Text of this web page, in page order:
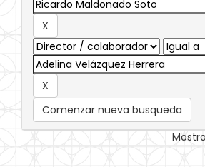
Comenzar nueva busqueda